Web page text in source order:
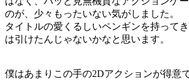
のが、少々もったいない気がしました。
タイトルの愛くるしいペンギンを持って
は引けたんじゃないかなと思います。
僕はあまりこの手の2Dアクションが得意